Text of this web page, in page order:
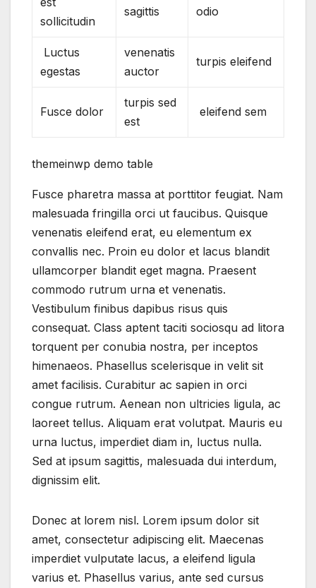
sollicitudin
sagittis odio
Luctus
egestas
venenatis
auctor
turpis eleifend
Fusce dolor
turpis sed
est
eleifend sem
themeinwp demo table
Fusce pharetra massa at porttitor feugiat. Nam
malesuada fringilla orci ut faucibus. Quisque
venenatis eleifend erat, eu elementum ex
convallis nec. Proin eu dolor et lacus blandit
ullamcorper blandit eget magna. Praesent
commodo rutrum urna et venenatis.
Vestibulum finibus dapibus risus quis
consequat. Class aptent taciti sociosqu ad litora
torquent per conubia nostra, per inceptos
himenaeos. Phasellus scelerisque in velit sit
amet facilisis. Curabitur ac sapien in orci
congue rutrum. Aenean non ultricies ligula, ac
laoreet tellus. Aliquam erat volutpat. Mauris eu
urna luctus, imperdiet diam in, luctus nulla.
Sed at ipsum sagittis, malesuada dui interdum,
dignissim elit.
Donec at lorem nisl. Lorem ipsum dolor sit
amet, consectetur adipiscing elit. Maecenas
imperdiet vulputate lacus, a eleifend ligula
varius et. Phasellus varius, ante sed cursus